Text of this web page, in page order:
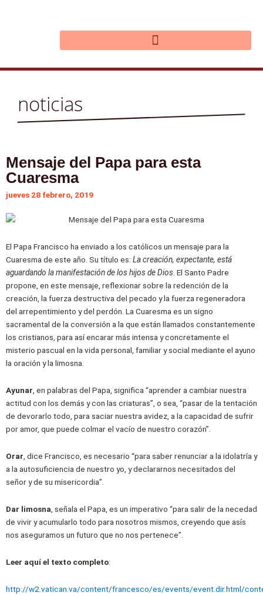
noticias
Mensaje del Papa para esta
Cuaresma
jueves 28 febrero, 2019
El Papa Francisco ha enviado a los católicos un mensaje para la
Cuaresma de este año. Su título es: La creación, expectante, está
aguardando la manifestación de los hijos de Dios . El Santo Padre
propone, en este mensaje, reflexionar sobre la redención de la
creación, la fuerza destructiva del pecado y la fuerza regeneradora
del arrepentimiento y del perdón. La Cuaresma es un signo
sacramental de la conversión a la que están llamados constantemente
los cristianos, para así encarar más intensa y concretamente el
misterio pascual en la vida personal, familiar y social mediante el ayuno
la oración y la limosna.
Ayunar , en palabras del Papa, significa “aprender a cambiar nuestra
actitud con los demás y con las criaturas”, o sea, “pasar de la tentación
de devorarlo todo, para saciar nuestra avidez, a la capacidad de sufrir
por amor, que puede colmar el vacío de nuestro corazón”.
Orar , dice Francisco, es necesario “para saber renunciar a la idolatría y
a la autosuficiencia de nuestro yo, y declararnos necesitados del
señor y de su misericordia”.
Dar limosna , señala el Papa, es un imperativo “para salir de la necedad
de vivir y acumularlo todo para nosotros mismos, creyendo que asís
nos aseguramos un futuro que no nos pertenece”.
Leer aquí el texto completo:
http://w2.vatican.va/content/francesco/es/events/event.dir.html/